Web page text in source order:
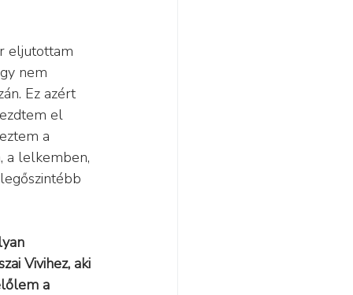
eljutottam
nem
Ez azért
el
a
a lelkemben,
Vivihez, aki
a